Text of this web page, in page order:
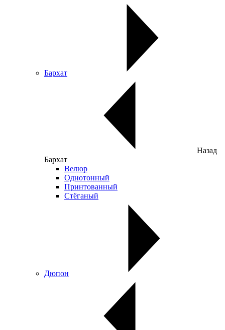
Бархат
Назад
Бархат
Велюр
Однотонный
Принтованный
Стёганый
Дюпон